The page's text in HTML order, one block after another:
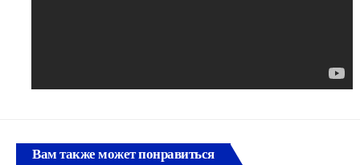
Вам также может понравиться